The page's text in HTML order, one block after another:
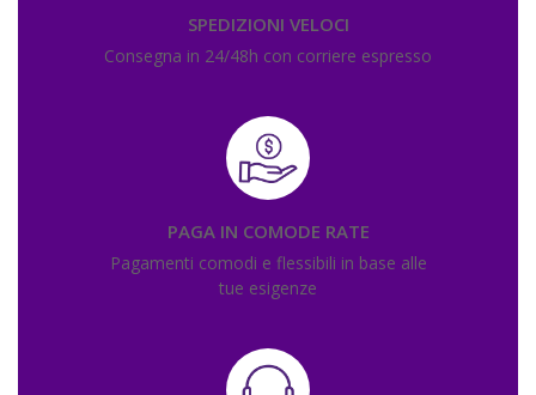
SPEDIZIONI VELOCI
Consegna in 24/48h con corriere espresso
PAGA IN COMODE RATE
Pagamenti comodi e flessibili in base alle
tue esigenze